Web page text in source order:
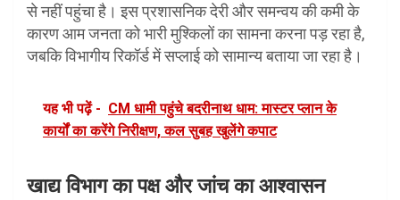
से नहीं पहुंचा है। इस प्रशासनिक देरी और समन्वय की कमी के
कारण आम जनता को भारी मुश्किलों का सामना करना पड़ रहा है,
जबकि विभागीय रिकॉर्ड में सप्लाई को सामान्य बताया जा रहा है।
यह भी पढ़ें - CM धामी पहुंचे बदरीनाथ धाम: मास्टर प्लान के
कार्यों का करेंगे निरीक्षण, कल सुबह खुलेंगे कपाट
खाद्य विभाग का पक्ष और जांच का आश्वासन